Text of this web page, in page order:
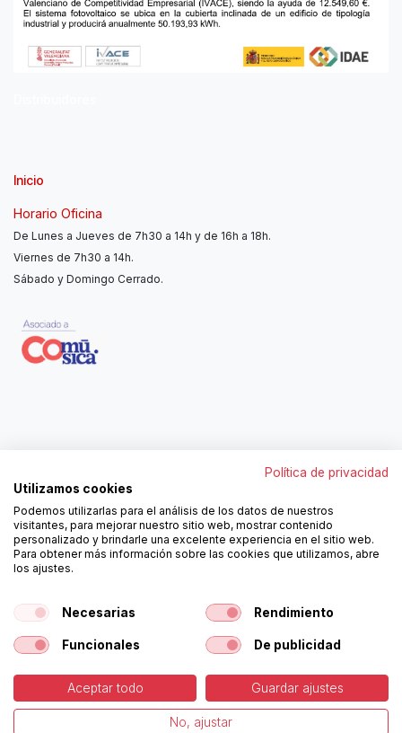
Inicio
Horario Oficina
De Lunes a Jueves de 7h30 a 14h y de 16h a 18h.
Viernes de 7h30 a 14h.
Sábado y Domingo Cerrado.
962250313
ortola@ortola-sa.es
Av. d'Albaida, s/n
46840 La Pobla del Duc (Valencia)
¡Síguenos!
Copyright © Ortolá, S.A. -Política de Cookies -Aviso
Política de privacidad
Utilizamos cookies
Podemos utilizarlas para el análisis de los datos de nuestros
visitantes, para mejorar nuestro sitio web, mostrar contenido
personalizado y brindarle una excelente experiencia en el sitio web.
Para obtener más información sobre las cookies que utilizamos, abre
los ajustes.
Necesarias Rendimiento
Funcionales De publicidad
Aceptar todo Guardar ajustes
No, ajustar